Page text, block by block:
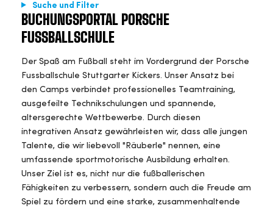
Suche und Filter
BUCHUNGSPORTAL PORSCHE
FUSSBALLSCHULE
Der Spaß am Fußball steht im Vordergrund der Porsche
Fussballschule Stuttgarter Kickers. Unser Ansatz bei
den Camps verbindet professionelles Teamtraining,
ausgefeilte Technikschulungen und spannende,
altersgerechte Wettbewerbe. Durch diesen
integrativen Ansatz gewährleisten wir, dass alle jungen
Talente, die wir liebevoll "Räuberle" nennen, eine
umfassende sportmotorische Ausbildung erhalten.
Unser Ziel ist es, nicht nur die fußballerischen
Fähigkeiten zu verbessern, sondern auch die Freude am
Spiel zu fördern und eine starke, zusammenhaltende